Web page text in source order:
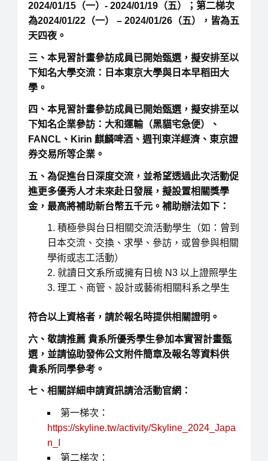
2024/01/15（一）- 2024/01/19（五）；第二梯次
為2024/01/22（一） – 2024/01/26（五），皆為五
天四夜。
三、本見習計畫參訪成員已開始甄選，擬安排至以
下知名大學交流：日本東京大學與日本早稻田大
學。
四、本見習計畫參訪成員已開始甄選，擬安排至以
下知名企業參訪：大和運輸（黑貓宅急便）、
FANCL、Kirin 麒麟啤酒、週刊東洋經濟、東京證
券交易所等企業。
五、為促進台日深度交流，並希望透過此次活動促
進更多優秀人才未來赴日發展，擬設置相關獎學
金，最高將補助新台幣五千元。補助辦法如下：
積極參與台日相關交流活動學生（如：曾到
日本交流、交換、求學、參訪，或曾參與相關
學術或志工活動）
就讀日文系所或擁有日檢 N3 以上證照學生
理工、商管、設計或藝術相關科系之學生
符合以上資格者，請於報名時提供相關證明。
六、敬請推薦 貴系所優秀學生參加本實習計畫甄
選，並請協助發佈公文附件簡章及報名等資料供
貴系所同學參考。
七、相關詳細申請資訊請洽活動官網：
第一梯次：
https://skyline.tw/activity/Skyline_2024_Japa
n_I
第二梯次：